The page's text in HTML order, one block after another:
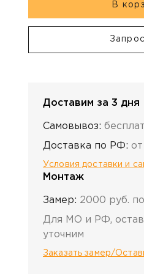
В
Доставим за 3 дня
Самовывоз:
Доставка по РФ:
Условия доставки и
Монтаж
Замер: 2000 руб.
Для МО и РФ,
уточним
Заказать замер/